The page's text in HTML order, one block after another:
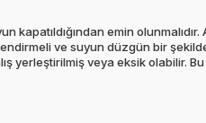
kapatıldığından emin
ve suyun düzgün bir şekilde
yerleştirilmiş veya eksik olabilir.